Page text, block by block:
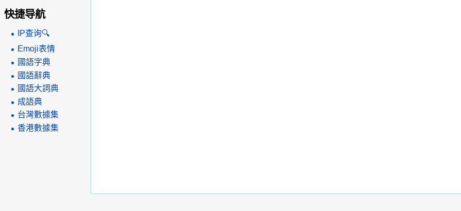
快捷导航
IP查询🔍
Emoji表情
國語字典
國語辭典
國語大詞典
成語典
台灣數據集
香港數據集